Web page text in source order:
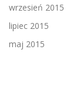
wrzesień 2015
lipiec 2015
maj 2015